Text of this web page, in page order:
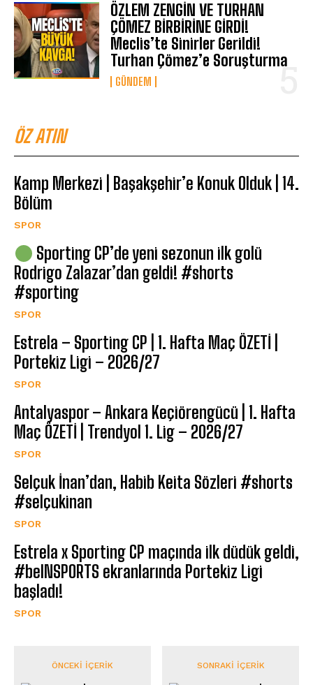
ÖZLEM ZENGİN VE TURHAN
ÇÖMEZ BİRBİRİNE GİRDİ!
Meclis’te Sinirler Gerildi!
Turhan Çömez’e Soruşturma
GÜNDEM
ÖZ ATIN
Kamp Merkezi | Başakşehir’e Konuk Olduk | 14.
Bölüm
SPOR
Sporting CP’de yeni sezonun ilk golü
Rodrigo Zalazar’dan geldi! #shorts
#sporting
SPOR
Estrela – Sporting CP | 1. Hafta Maç ÖZETİ |
Portekiz Ligi – 2026/27
SPOR
Antalyaspor – Ankara Keçiörengücü | 1. Hafta
Maç ÖZETİ | Trendyol 1. Lig – 2026/27
SPOR
Selçuk İnan’dan, Habib Keita Sözleri #shorts
#selçukinan
SPOR
Estrela x Sporting CP maçında ilk düdük geldi,
#beINSPORTS ekranlarında Portekiz Ligi
başladı!
SPOR
ÖNCEKI İÇERIK SONRAKI İÇERIK